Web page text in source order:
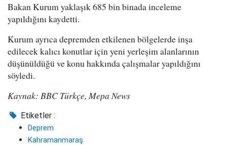
Bakan Kurum yaklaşık 685 bin binada inceleme
yapıldığını kaydetti.
Kurum ayrıca depremden etkilenen bölgelerde inşa
edilecek kalıcı konutlar için yeni yerleşim alanlarının
düşünüldüğü ve konu hakkında çalışmalar yapıldığını
söyledi.
Kaynak: BBC Türkçe, Mepa News
Etiketler :
Deprem
Kahramanmaraş